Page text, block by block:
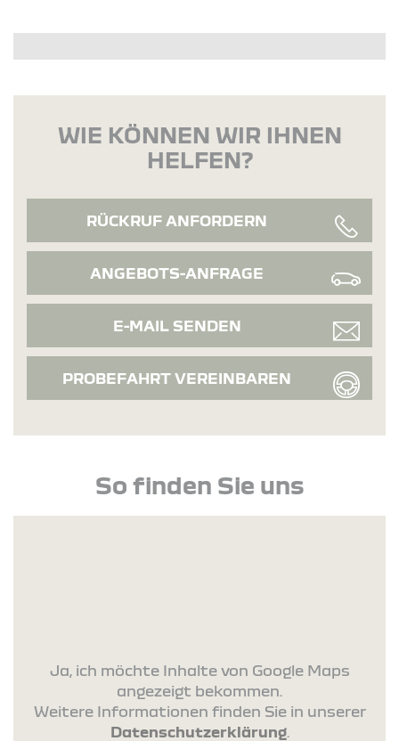
WIE KÖNNEN WIR IHNEN
HELFEN?
RÜCKRUF ANFORDERN
ANGEBOTS-ANFRAGE
E-MAIL SENDEN
PROBEFAHRT VEREINBAREN
So finden Sie uns
Ja, ich möchte Inhalte von Google Maps
angezeigt bekommen.
Weitere Informationen finden Sie in unserer
Datenschutzerklärung.